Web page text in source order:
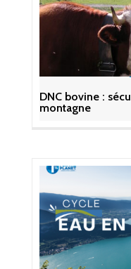
DNC bovine :
montagne